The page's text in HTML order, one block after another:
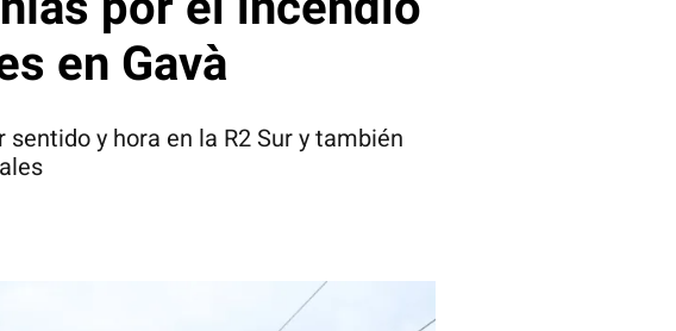
en Gavà
y hora en la R2 Sur y también